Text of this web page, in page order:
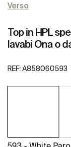
Verso
Top in HPL
lavabi Ona o
REF: A858060593